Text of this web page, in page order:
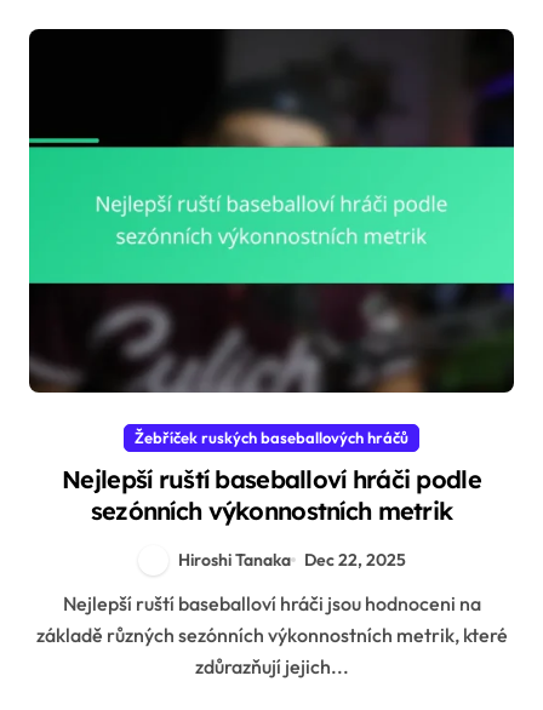
Žebříček ruských baseballových hráčů
Nejlepší ruští baseballoví hráči podle
sezónních výkonnostních metrik
Hiroshi Tanaka Dec 22, 2025
Nejlepší ruští baseballoví hráči jsou hodnoceni na
základě různých sezónních výkonnostních metrik, které
zdůrazňují jejich...